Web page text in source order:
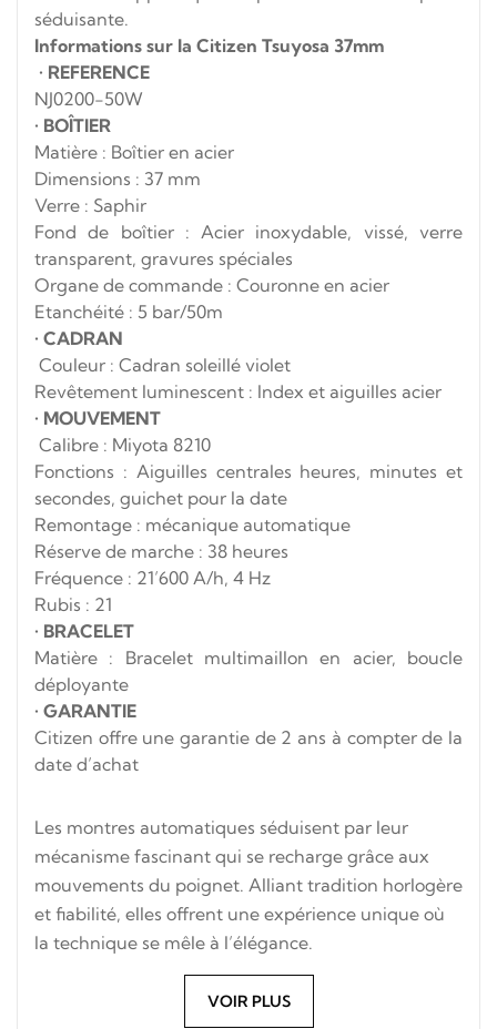
séduisante.
Informations sur la Citizen Tsuyosa 37mm
• REFERENCE
NJ0200-50W
• BOÎTIER
Matière : Boîtier en acier
Dimensions : 37 mm
Verre : Saphir
Fond de boîtier : Acier inoxydable, vissé, verre
transparent, gravures spéciales
Organe de commande : Couronne en acier
Etanchéité : 5 bar/50m
• CADRAN
Couleur : Cadran soleillé violet
Revêtement luminescent : Index et aiguilles acier
• MOUVEMENT
Calibre : Miyota 8210
Fonctions : Aiguilles centrales heures, minutes et
secondes, guichet pour la date
Remontage : mécanique automatique
Réserve de marche : 38 heures
Fréquence : 21’600 A/h, 4 Hz
Rubis : 21
• BRACELET
Matière : Bracelet multimaillon en acier, boucle
déployante
• GARANTIE
Citizen offre une garantie de 2 ans à compter de la
date d’achat
Les montres automatiques séduisent par leur
mécanisme fascinant qui se recharge grâce aux
mouvements du poignet. Alliant tradition horlogère
et fiabilité, elles offrent une expérience unique où
la technique se mêle à l’élégance.
VOIR PLUS